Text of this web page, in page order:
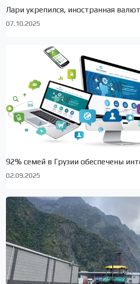
Лари укрепился, иностранная
07.10.2025
92% семей в Грузии обеспечены
02.09.2025